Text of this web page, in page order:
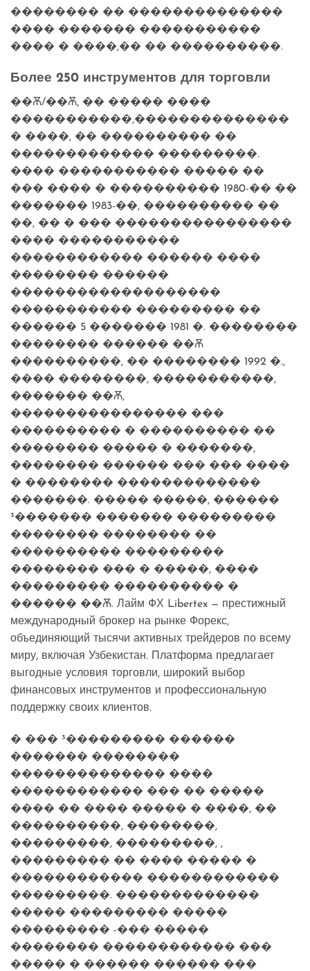
�������� �� ��������������
���� ������� �����������
���� � ����,�� �� ����������.
Более 250 инструментов для торговли
��Ѫ/��Ѫ, �� ����� ����
�����������,��������������
� ����, �� ���������� ��
������������� ���������.
���� ����������� ����� ��
��� ���� � ���������� 1980-�� ��
������� 1983-��, ���������� ��
��, �� � ��� ����������������
���� �����������
������������ ������ ����
�������� ������
�������������������
����������� ��������� ��
������ 5 ������� 1981 �. ��������
�������� ������ ��Ѫ
����������, �� �������� 1992 �.,
���� ��������, �����������,
������� ��Ѫ,
���������������� ���
���������� � ���������� ��
�������� ����� � �������,
�������� ������ ��� ��� ����
� �������� �������������
�������. ����� �����, ������
³������� ������� ���������
�������� �������� ��
���������� ���������
�������� ��� � �����, ����
��������� ���������� �
������ ��Ѫ. Лайм ФХ Libertex — престижный
международный брокер на рынке Форекс,
объединяющий тысячи активных трейдеров по всему
миру, включая Узбекистан. Платформа предлагает
выгодные условия торговли, широкий выбор
финансовых инструментов и профессиональную
поддержку своих клиентов.
� ��� ³��������� ������
������� ��������
�������������� ����
������������ ��� �� �����
���� �� ���� ����� � ����, ��
����������, ��������,
���������, ���������, ,
��������� �� ���� ����� �
������������ ������������
���������. �������������
����� ��������� �����
��������� -��� �����
�������� ������������ ���
����� � ������ ������ ���